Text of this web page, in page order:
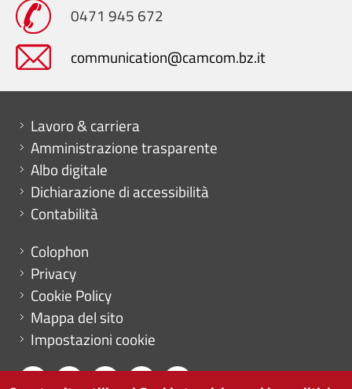
0471 945 672
communication@camcom.bz.it
Mini menu di servizio
Lavoro & carriera
Amministrazione trasparente
Albo digitale
Dichiarazione di accessibilità
Contabilità
Menu footer
Colophon
Privacy
Cookie Policy
Mappa del sito
Impostazioni cookie